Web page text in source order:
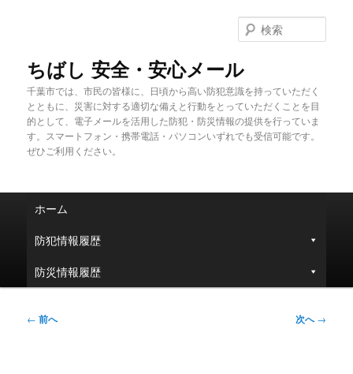
ちばし 安全・安心メール
千葉市では、市民の皆様に、日頃から高い防犯意識を持っていただく
とともに、災害に対する適切な備えと行動をとっていただくことを目
的として、電子メールを活用した防犯・防災情報の提供を行っていま
す。スマートフォン・携帯電話・パソコンいずれでも受信可能です。
ぜひご利用ください。
索
ュ
ホーム
防犯情報履歴
防災情報履歴
投
← 前へ 次へ→